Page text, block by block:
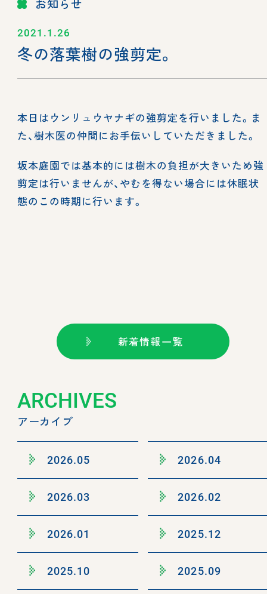
お知らせ
2021.1.26
冬の落葉樹の強剪定。
本日はウンリュウヤナギの強剪定を行いました。ま
た、樹木医の仲間にお手伝いしていただきました。
坂本庭園では基本的には樹木の負担が大きいため強
剪定は行いませんが、やむを得ない場合には休眠状
態のこの時期に行います。
新着情報一覧
ARCHIVES
アーカイブ
2026.05 2026.04
2026.03 2026.02
2026.01 2025.12
2025.10 2025.09